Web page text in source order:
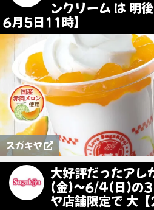
ンクリーム は 明
6月5日11時】
スガキヤ
大好評だったア
(金)〜6/4(日)の3
ヤ店舗限定で 大